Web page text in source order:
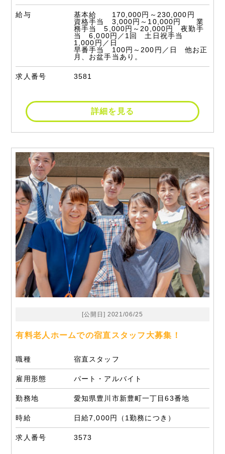
給与
基本給 170,000円～230,000円
資格手当 3,000円～10,000円 業
務手当 5,000円～20,000円 夜勤手
当 6,000円／1回 土日祝手当
1,000円／日
早番手当 100円～200円／日 他お正
月、お盆手当あり。
求人番号 3581
詳細を見る
[公開日] 2021/06/25
有料老人ホームでの宿直スタッフ大募集！
職種 宿直スタッフ
雇用形態 パート・アルバイト
勤務地 愛知県豊川市新豊町一丁目63番地
時給 日給7,000円（1勤務につき）
求人番号 3573